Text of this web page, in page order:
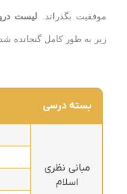
موفقیت بگذراند. لیست
زیر به طور کامل گنجانده
بسته درسی
مبانی نظری
اسلام